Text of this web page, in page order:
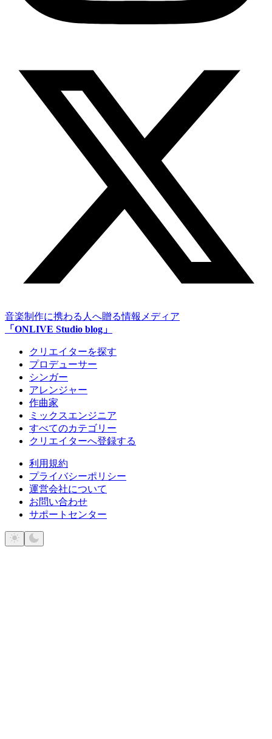
音楽制作に携わる人へ贈る情報メディア
「ONLIVE Studio blog」
クリエイターを探す
プロデューサー
シンガー
アレンジャー
作曲家
ミックスエンジニア
すべてのカテゴリー
クリエイターへ登録する
利用規約
プライバシーポリシー
運営会社について
お問い合わせ
サポートセンター